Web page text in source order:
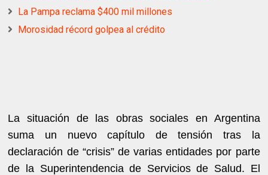
La Pampa reclama $400 mil millones
Morosidad récord golpea al crédito
La situación de las obras sociales en Argentina
suma un nuevo capítulo de tensión tras la
declaración de “crisis” de varias entidades por parte
de la Superintendencia de Servicios de Salud. El